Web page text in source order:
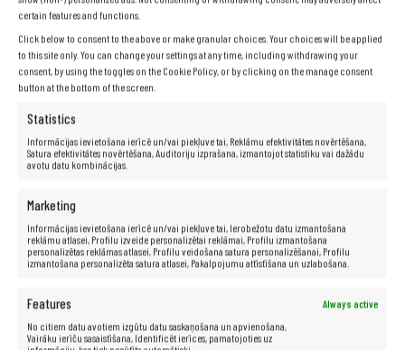
certain features and functions.
Click below to consent to the above or make granular choices. Your choices will be applied
to this site only. You can change your settings at any time, including withdrawing your
consent, by using the toggles on the Cookie Policy, or by clicking on the manage consent
button at the bottom of the screen.
Statistics
Informācijas ievietošana ierīcē un/vai piekļuve tai, Reklāmu efektivitātes novērtēšana,
Satura efektivitātes novērtēšana, Auditoriju izprašana, izmantojot statistiku vai dažādu
avotu datu kombinācijas.
Marketing
Informācijas ievietošana ierīcē un/vai piekļuve tai, Ierobežotu datu izmantošana
reklāmu atlasei, Profilu izveide personalizētai reklāmai, Profilu izmantošana
personalizētas reklāmas atlasei, Profilu veidošana satura personalizēšanai, Profilu
izmantošana personalizēta satura atlasei, Pakalpojumu attīstīšana un uzlabošana.
Features
Always active
No citiem datu avotiem izgūtu datu saskaņošana un apvienošana,
Vairāku ierīču sasaistīšana, Identificēt ierīces, pamatojoties uz
Specifikācija
Ražotājs:Lenovo
Procesors:
Matrica:12,5″
RAM:8 GB
Cietais disks:
256 GB SSD
Sakari:LAN 10/100/1000